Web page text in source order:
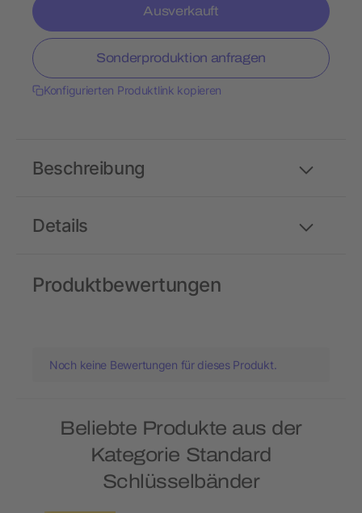
Ausverkauft
Sonderproduktion anfragen
Konfigurierten Produktlink kopieren
Details
Beschreibung
Produktbewertungen
Noch keine Bewertungen für dieses Produkt.
Beliebte Produkte aus der
Kategorie Standard
Schlüsselbänder